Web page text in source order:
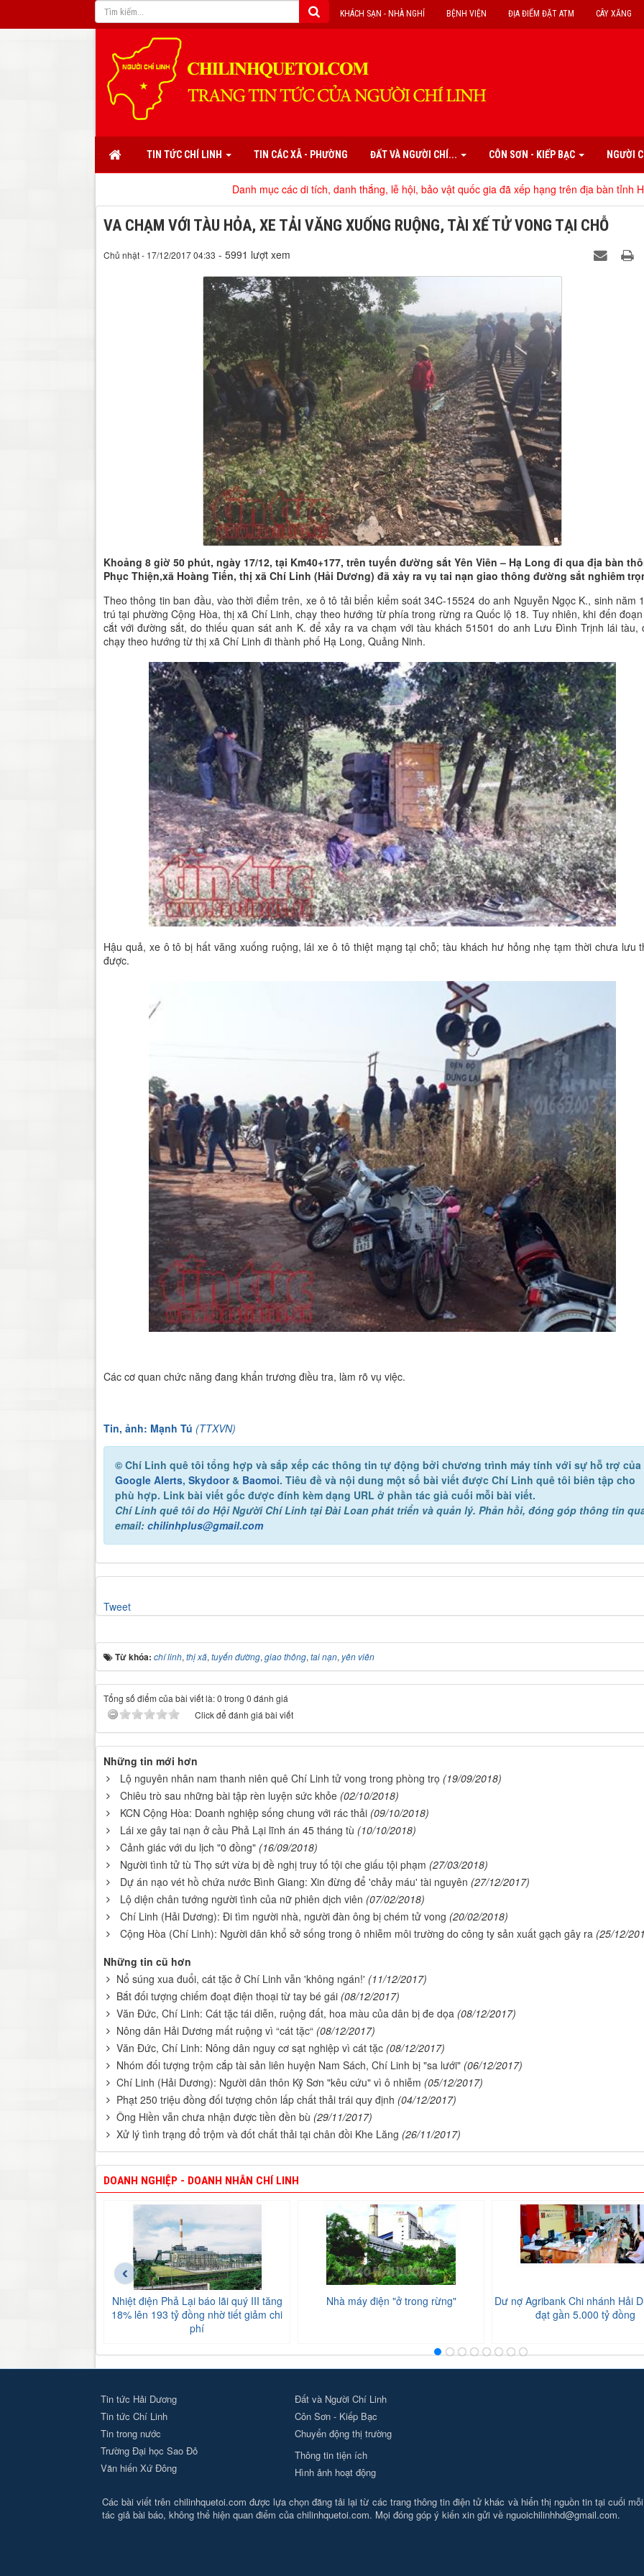
CÂY XĂNG
ĐỊA ĐIỂM ĐẶT ATM
BỆNH VIỆN
KHÁCH SẠN - NHÀ NGHỈ
TIN TỨC CHÍ LINH TIN CÁC XÃ - PHƯỜNG ĐẤT VÀ NGƯỜI CHÍ... CÔN SƠN - KIẾP BẠC NGƯỜI
Danh mục các di tích, danh thắng, lễ hội, bảo vật quốc gia đã xếp hạng trên địa bàn tỉnh Hải Dương|
VA CHẠM VỚI TÀU HỎA, XE TẢI VĂNG XUỐNG RUỘNG, TÀI XẾ TỬ VONG TẠI CHỖ
Chủ nhật - 17/12/2017 04:33 - 5991 lượt xem
Khoảng 8 giờ 50 phút, ngày 17/12, tại Km40+177, trên tuyến đường sắt Yên Viên – Hạ Long đi qua địa bàn
Phục Thiện,xã Hoàng Tiến, thị xã Chí Linh (Hải Dương) đã xảy ra vụ tai nạn giao thông đường sắt nghiêm
Theo thông tin ban đầu, vào thời điểm trên, xe ô tô tải biển kiểm soát 34C-15524 do anh Nguyễn Ngọc K., sinh năm
trú tại phường Cộng Hòa, thị xã Chí Linh, chạy theo hướng từ phía trong rừng ra Quốc lộ 18. Tuy nhiên, khi đến
cắt với đường sắt, do thiếu quan sát anh K. để xảy ra va chạm với tàu khách 51501 do anh Lưu Đình Trịnh lái tàu,
chạy theo hướng từ thị xã Chí Linh đi thành phố Hạ Long, Quảng Ninh.
Hậu quả, xe ô tô bị hất văng xuống ruộng, lái xe ô tô thiệt mạng tại chỗ; tàu khách hư hỏng nhẹ tạm thời chưa lưu
được.
Các cơ quan chức năng đang khẩn trương điều tra, làm rõ vụ việc.
Tin, ảnh: Mạnh Tú (TTXVN)
© Chí Linh quê tôi tổng hợp và sắp xếp các thông tin tự động bởi chương trình máy tính với sự hỗ trợ của
Google Alerts, Skydoor& Baomoi. Tiêu đề và nội dung một số bài viết được Chí Linh quê tôi biên tập cho
phù hợp. Link bài viết gốc được đính kèm dạng URL ở phần tác giả cuối mỗi bài viết.
Chí Linh quê tôido Hội Người Chí Linh tại Đài Loan phát triển và quản lý. Phản hồi, đóng góp thông tin
email: chilinhplus@gmail.com
Tweet
Từ khóa: chí linh, thị xã, tuyến đường, giao thông, tai nạn, yên viên
Tổng số điểm của bài viết là: 0 trong 0 đánh giá
Click để đánh giá bài viết
Những tin mới hơn
Lộ nguyên nhân nam thanh niên quê Chí Linh tử vong trong phòng trọ (19/09/2018)
Chiêu trò sau những bài tập rèn luyện sức khỏe (02/10/2018)
KCN Cộng Hòa: Doanh nghiệp sống chung với rác thải (09/10/2018)
Lái xe gây tai nạn ở cầu Phả Lại lĩnh án 45 tháng tù (10/10/2018)
Cảnh giác với du lịch "0 đồng" (16/09/2018)
Người tình tử tù Thọ sứt vừa bị đề nghị truy tố tội che giấu tội phạm (27/03/2018)
Dự án nạo vét hồ chứa nước Bình Giang: Xin đừng để 'chảy máu' tài nguyên (27/12/2017)
Lộ diện chân tướng người tình của nữ phiên dịch viên (07/02/2018)
Chí Linh (Hải Dương): Đi tìm người nhà, người đàn ông bị chém tử vong (20/02/2018)
Cộng Hòa (Chí Linh): Người dân khổ sở sống trong ô nhiễm môi trường do công ty sản xuất gạch gây ra (25/12/
Những tin cũ hơn
Nổ súng xua đuổi, cát tặc ở Chí Linh vẫn 'không ngán!' (11/12/2017)
Bắt đối tượng chiếm đoạt điện thoại từ tay bé gái (08/12/2017)
Văn Đức, Chí Linh: Cát tặc tái diễn, ruộng đất, hoa màu của dân bị đe dọa (08/12/2017)
Nông dân Hải Dương mất ruộng vì “cát tặc“ (08/12/2017)
Văn Đức, Chí Linh: Nông dân nguy cơ sạt nghiệp vì cát tặc (08/12/2017)
Nhóm đối tượng trộm cắp tài sản liên huyện Nam Sách, Chí Linh bị "sa lưới" (06/12/2017)
Chí Linh (Hải Dương): Người dân thôn Kỹ Sơn "kêu cứu" vì ô nhiễm (05/12/2017)
Phạt 250 triệu đồng đối tượng chôn lấp chất thải trái quy định (04/12/2017)
Ông Hiền vẫn chưa nhận được tiền đền bù (29/11/2017)
Xử lý tình trạng đổ trộm và đốt chất thải tại chân đồi Khe Lăng (26/11/2017)
DOANH NGHIỆP - DOANH NHÂN CHÍ LINH
Nhiệt điện Phả Lại báo lãi quý III tăng
18% lên 193 tỷ đồng nhờ tiết giảm chi
phí
Nhà máy điện "ở trong rừng"
Dư nợ Agribank Chi nhánh Hải
đạt gần 5.000 tỷ đồng
‹
Tin tức Hải Dương
Tin tức Chí Linh
Tin trong nước
Trường Đại học Sao Đỏ
Văn hiến Xứ Đông
Đất và Người Chí Linh
Côn Sơn - Kiếp Bạc
Chuyển động thị trường
Thông tin tiện ích
Hình ảnh hoạt động
Các bài viết trên chilinhquetoi.com được lựa chọn đăng tải lại từ các trang thông tin điện tử khác và hiển thị nguồn tin tại cuối
tác giả bài báo, không thể hiện quan điểm của chilinhquetoi.com. Mọi đóng góp ý kiến xin gửi về nguoichilinhhd@gmail.com.